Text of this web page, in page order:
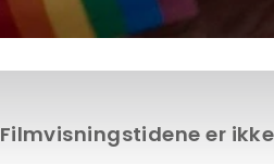
Filmvisningstidene er